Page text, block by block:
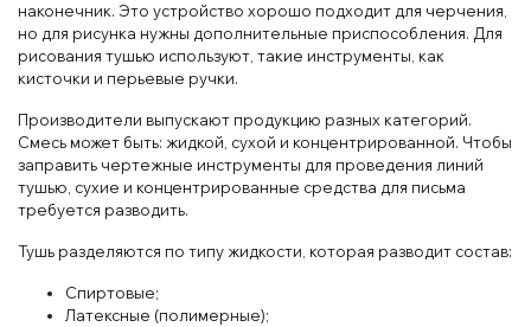
наконечник. Это устройство хорошо подходит для черчения,
но для рисунка нужны дополнительные приспособления. Для
рисования тушью используют, такие инструменты, как
кисточки и перьевые ручки.
Производители выпускают продукцию разных категорий.
Смесь может быть: жидкой, сухой и концентрированной. Чтобы
заправить чертежные инструменты для проведения линий
тушью, сухие и концентрированные средства для письма
требуется разводить.
Тушь разделяются по типу жидкости, которая разводит состав:
Спиртовые;
Латексные (полимерные);